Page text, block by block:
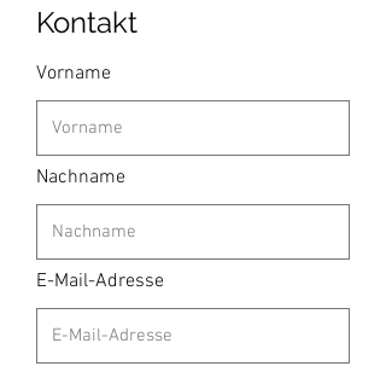
Kontakt
Vorname
Nachname
E-Mail-Adresse